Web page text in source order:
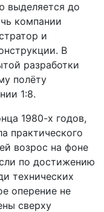
выделяется до
компании
и
В
разработки
полёту
1:8.
1980-х годов,
практического
возрос на фоне
по достижению
технических
оперение не
сверху